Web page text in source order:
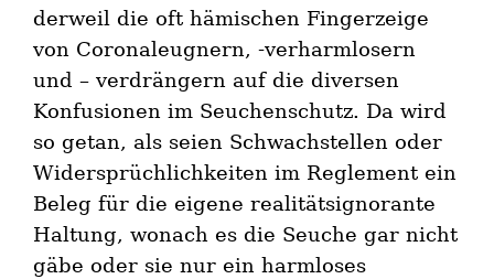
derweil die oft hämischen Fingerzeige
von Coronaleugnern, -verharmlosern
und – verdrängern auf die diversen
Konfusionen im Seuchenschutz. Da wird
so getan, als seien Schwachstellen oder
Widersprüchlichkeiten im Reglement ein
Beleg für die eigene realitätsignorante
Haltung, wonach es die Seuche gar nicht
gäbe oder sie nur ein harmloses